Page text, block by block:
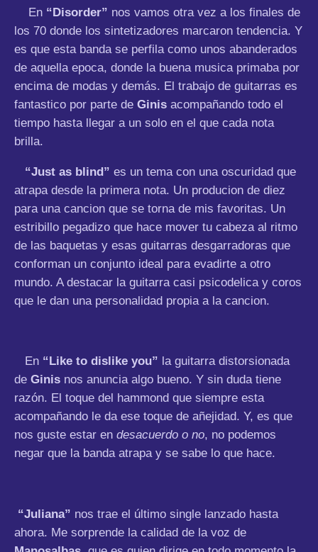
En “Disorder” nos vamos otra vez a los finales de
los 70 donde los sintetizadores marcaron tendencia. Y
es que esta banda se perfila como unos abanderados
de aquella epoca, donde la buena musica primaba por
encima de modas y demás. El trabajo de guitarras es
fantastico por parte de Ginis acompañando todo el
tiempo hasta llegar a un solo en el que cada nota
brilla.
“Just as blind” es un tema con una oscuridad que
atrapa desde la primera nota. Un producion de diez
para una cancion que se torna de mis favoritas. Un
estribillo pegadizo que hace mover tu cabeza al ritmo
de las baquetas y esas guitarras desgarradoras que
conforman un conjunto ideal para evadirte a otro
mundo. A destacar la guitarra casi psicodelica y coros
que le dan una personalidad propia a la cancion.
En “Like to dislike you” la guitarra distorsionada
de Ginis nos anuncia algo bueno. Y sin duda tiene
razón. El toque del hammond que siempre esta
acompañando le da ese toque de añejidad. Y, es que
nos guste estar en desacuerdo o no, no podemos
negar que la banda atrapa y se sabe lo que hace.
“Juliana” nos trae el último single lanzado hasta
ahora. Me sorprende la calidad de la voz de